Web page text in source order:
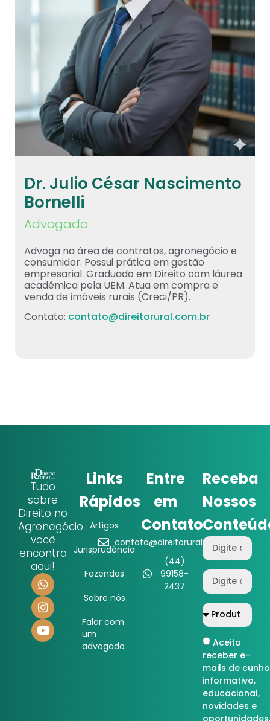
Dr. Julio César Nascimento
Bornelli
Advogado
Advoga na área de contratos, agronegócio e
consumidor. Possui prática em gestão
empresarial. Graduado em Direito com láurea
acadêmica pela UEM. Atua em compra e
venda de imóveis rurais (Creci/PR).
Contato: contato@direitorural.com.br
Tudo
sobre
Direito no
Agronegócio
você
encontra
aqui!
Links
Rápidos
Artigos
Jurisprudência
Fazendas
Sobre nós
Falar com
um
advogado
Entre
em
Contato
contato@direitorural.com.br
(44)
99158-
2437
Receba
Nossos
Aceito
receber e-
mails de cunho
informativo,
educacional,
novidades e